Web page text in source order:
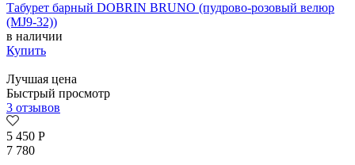
Табурет барный DOBRIN BRUNO (пудрово-розовый велюр
(MJ9-32))
в наличии
Купить
Лучшая цена
Быстрый просмотр
3 отзывов
5 450 Р
7 780